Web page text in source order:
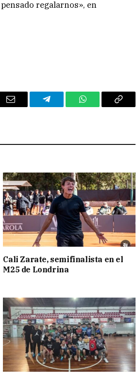
regalarnos», en
Email Telegram WhatsAppCopy
Cali Zarate, semifinalista en el
M25 de Londrina